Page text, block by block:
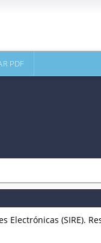
PDF
Electrónicas (SIRE).